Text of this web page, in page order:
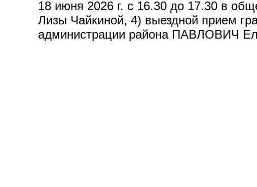
18 июня 2026 г. с 16.30 до 17.30 в
Лизы Чайкиной, 4) выездной прием
администрации района ПАВЛОВИЧ